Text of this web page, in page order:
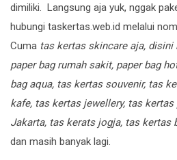
dimiliki. Langsung aja yuk, nggak
hubungi taskertas.web.id melalui
Cuma tas kertas skincare aja,
paper bag rumah sakit, paper bag
bag aqua, tas kertas souvenir, tas
kafe, tas kertas jewellery, tas
Jakarta, tas kerats jogja, tas kertas
dan masih banyak lagi.